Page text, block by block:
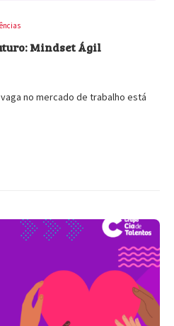
Mindset Ágil
no mercado de trabalho está